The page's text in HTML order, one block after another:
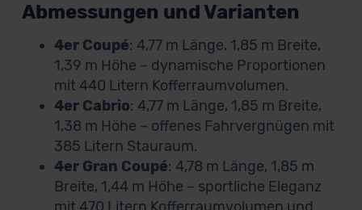
Abmessungen und Varianten
4er Coupé: 4,77 m Länge, 1,85 m Breite,
1,39 m Höhe – dynamische Proportionen
mit 440 Litern Kofferraumvolumen.
4er Cabrio: 4,77 m Länge, 1,85 m Breite,
1,38 m Höhe – offenes Fahrvergnügen mit
385 Litern Stauraum.
4er Gran Coupé: 4,78 m Länge, 1,85 m
Breite, 1,44 m Höhe – sportliche Eleganz